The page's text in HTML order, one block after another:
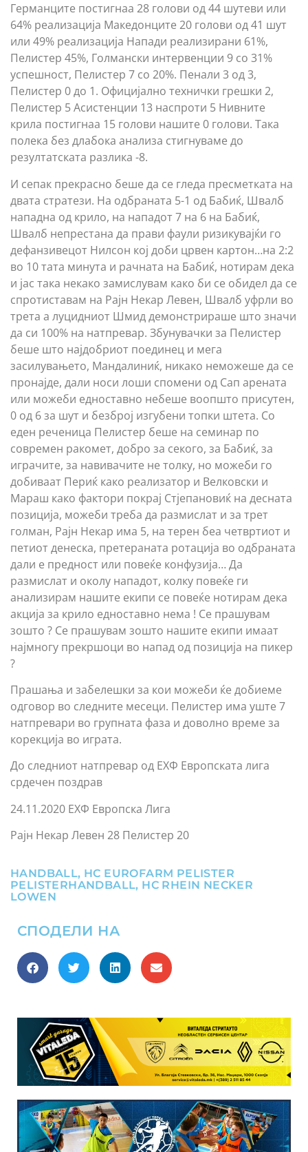
Германците постигнаа 28 голови од 44 шутеви или
64% реализација Македонците 20 голови од 41 шут
или 49% реализација Напади реализирани 61%,
Пелистер 45%, Голмански интервенции 9 со 31%
успешност, Пелистер 7 со 20%. Пенали 3 од 3,
Пелистер 0 до 1. Официјално технички грешки 2,
Пелистер 5 Асистенции 13 наспроти 5 Нивните
крила постигнаа 15 голови нашите 0 голови. Така
полека без длабока анализа стигнуваме до
резултатската разлика -8.
И сепак прекрасно беше да се гледа пресметката на
двата стратези. На одбраната 5-1 од Бабиќ, Швалб
нападна од крило, на нападот 7 на 6 на Бабиќ,
Швалб непрестана да прави фаули ризикувајќи го
дефанзивецот Нилсон кој доби црвен картон…на 2:2
во 10 тата минута и рачната на Бабиќ, нотирам дека
и јас така некако замислувам како би се обидел да се
спротиставам на Рајн Некар Левен, Швалб уфрли во
трета а луцидниот Шмид демонстрираше што значи
да си 100% на натпревар. Збунувачки за Пелистер
беше што најдобриот поединец и мега
засилувањето, Мандалиниќ, никако неможеше да се
пронајде, дали носи лоши спомени од Сап арената
или можеби едноставно небеше воопшто присутен,
0 од 6 за шут и безброј изгубени топки штета. Со
еден реченица Пелистер беше на семинар по
современ ракомет, добро за секого, за Бабиќ, за
играчите, за навивачите не толку, но можеби го
добиваат Периќ како реализатор и Велковски и
Мараш како фактори покрај Стјепановиќ на десната
позиција, можеби треба да размислат и за трет
голман, Рајн Некар има 5, на терен беа четвртиот и
петиот денеска, претераната ротација во одбраната
дали е предност или повеќе конфузија… Да
размислат и околу нападот, колку повеќе ги
анализирам нашите екипи се повеќе нотирам дека
акција за крило едноставно нема ! Се прашувам
зошто ? Се прашувам зошто нашите екипи имаат
најмногу прекршоци во напад од позиција на пикер
?
Прашања и забелешки за кои можеби ќе добиеме
одговор во следните месеци. Пелистер има уште 7
натпревари во групната фаза и доволно време за
корекција во играта.
До следниот натпревар од ЕХФ Европската лига
срдечен поздрав
24.11.2020 ЕХФ Европска Лига
Рајн Некар Левен 28 Пелистер 20
HANDBALL, HC EUROFARM PELISTER
PELISTERHANDBALL, HC RHEIN NECKER
LOWEN
СПОДЕЛИ НА